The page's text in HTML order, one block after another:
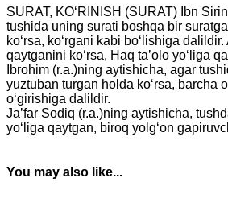
SURAT, KO‘RINISH (SURAT) Ibn
tushida uning surati boshqa bir
ko‘rsa, ko‘rgani kabi bo‘lishiga
qaytganini ko‘rsa, Haq ta’olo yo‘liga
Ibrohim (r.a.)ning aytishicha, agar
yuztuban turgan holda ko‘rsa, barcha
o‘girishiga dalildir.
Ja’far Sodiq (r.a.)ning aytishicha,
yo‘liga qaytgan, biroq yolg‘on
You may also like...